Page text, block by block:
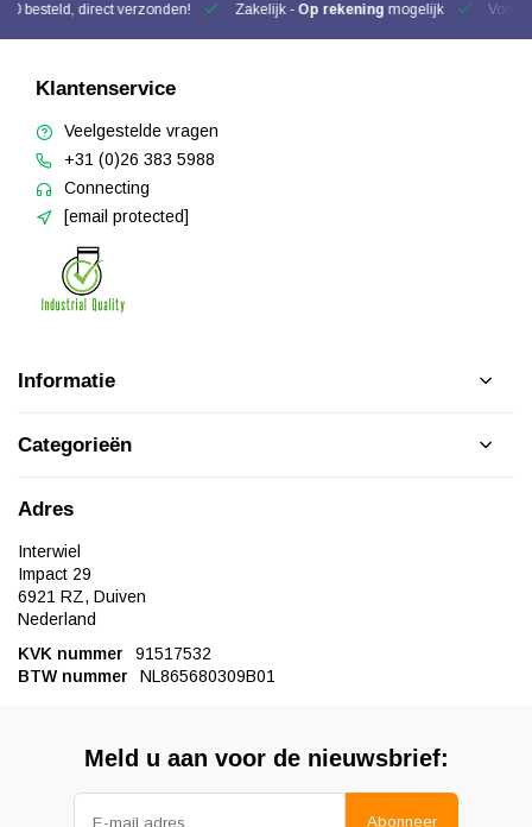
besteld, direct verzonden! Zakelijk - Op rekening mogelijk Voor
Klantenservice
Veelgestelde vragen
+31 (0)26 383 5988
Connecting
[email protected]
Informatie
Categorieën
Adres
Interwiel
Impact 29
6921 RZ, Duiven
Nederland
KVK nummer
91517532
BTW nummer
NL865680309B01
Meld u aan voor de nieuwsbrief:
Abonneer